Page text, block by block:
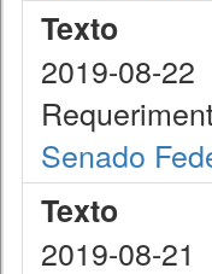
Texto
2019-08-22
Senado
Texto
2019-08-21